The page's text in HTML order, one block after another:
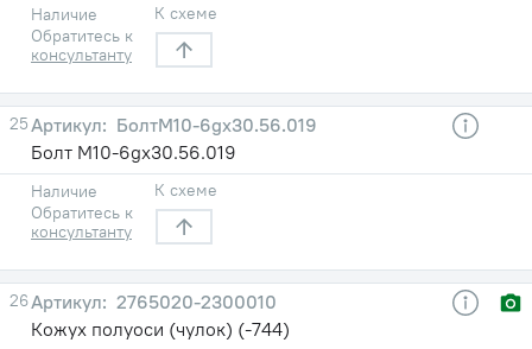
Наличие
Обратитесь к
консультанту
К схеме
25
БолтМ10-6gх30.56.019
Болт М10-6gх30.56.019
Наличие
Обратитесь к
консультанту
К схеме
26
2765020-2300010
Кожух полуоси (чулок) (-744)